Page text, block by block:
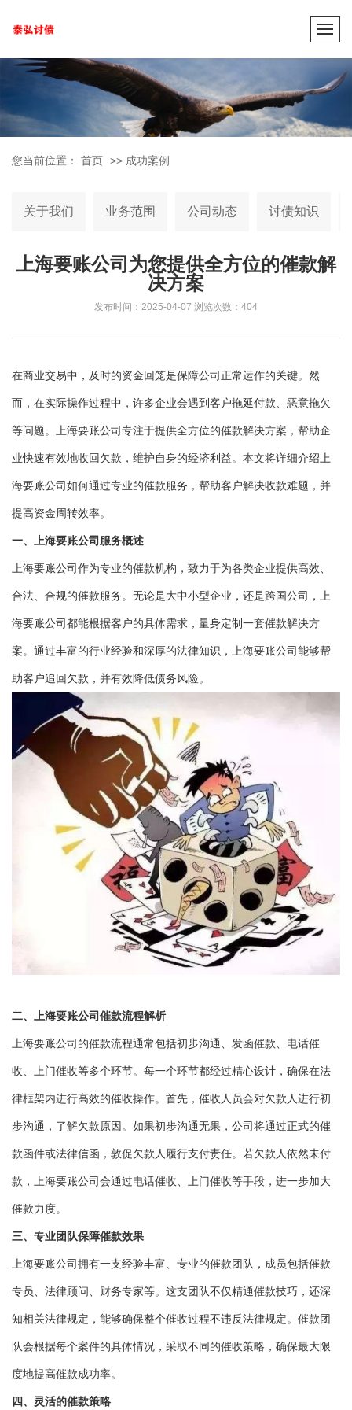
您当前位置： 首页 >> 成功案例
关于我们 业务范围 公司动态 讨债知识
上海要账公司为您提供全方位的催款解
决方案
发布时间：2025-04-07 浏览次数：404
在商业交易中，及时的资金回笼是保障公司正常运作的关键。然
而，在实际操作过程中，许多企业会遇到客户拖延付款、恶意拖欠
等问题。上海要账公司专注于提供全方位的催款解决方案，帮助企
业快速有效地收回欠款，维护自身的经济利益。本文将详细介绍上
海要账公司如何通过专业的催款服务，帮助客户解决收款难题，并
提高资金周转效率。
一、上海要账公司服务概述
上海要账公司作为专业的催款机构，致力于为各类企业提供高效、
合法、合规的催款服务。无论是大中小型企业，还是跨国公司，上
海要账公司都能根据客户的具体需求，量身定制一套催款解决方
案。通过丰富的行业经验和深厚的法律知识，上海要账公司能够帮
助客户追回欠款，并有效降低债务风险。
二、上海要账公司催款流程解析
上海要账公司的催款流程通常包括初步沟通、发函催款、电话催
收、上门催收等多个环节。每一个环节都经过精心设计，确保在法
律框架内进行高效的催收操作。首先，催收人员会对欠款人进行初
步沟通，了解欠款原因。如果初步沟通无果，公司将通过正式的催
款函件或法律信函，敦促欠款人履行支付责任。若欠款人依然未付
款，上海要账公司会通过电话催收、上门催收等手段，进一步加大
催款力度。
三、专业团队保障催款效果
上海要账公司拥有一支经验丰富、专业的催款团队，成员包括催款
专员、法律顾问、财务专家等。这支团队不仅精通催款技巧，还深
知相关法律规定，能够确保整个催收过程不违反法律规定。催款团
队会根据每个案件的具体情况，采取不同的催收策略，确保最大限
度地提高催款成功率。
四、灵活的催款策略